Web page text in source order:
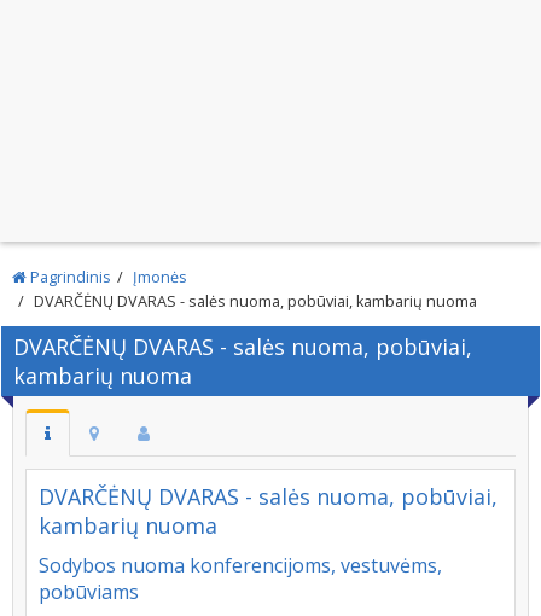
Pagrindinis
Įmonės
DVARČĖNŲ DVARAS - salės nuoma, pobūviai, kambarių nuoma
DVARČĖNŲ DVARAS - salės nuoma, pobūviai,
kambarių nuoma
DVARČĖNŲ DVARAS - salės nuoma, pobūviai,
kambarių nuoma
Sodybos nuoma konferencijoms, vestuvėms,
pobūviams